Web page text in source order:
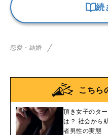
続
恋愛・結婚
こちら
頂き女子のタ
は？ 社会から
者男性の実態